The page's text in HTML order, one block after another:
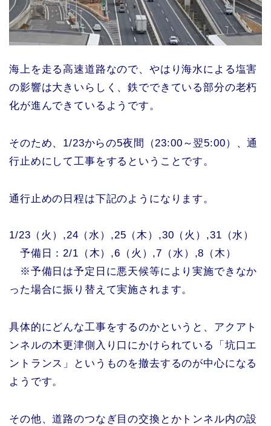
海上を走る高速道路なので、やはり海水による塩害
の影響は大きいらしく、鉄でできている部分の老朽
化が進んできているようです。
そのため、1/23からの5夜間（23:00～翌5:00）、通
行止めにして工事をするということです。
通行止めの日程は下記のようになります。
1/23（火）,24（水）,25（木）,30（火）,31（水）
予備日：2/1（木）,6（火）,7（水）,8（木）
※予備日は予定日に悪天候等により実施できなか
った場合に振り替えて実施されます。
具体的にどんな工事をするのかというと、アクアト
ンネルの木更津側入り口にかけられている「坑口エ
ントランス」というものを撤去するのが中心になる
ようです。
その他、道路のつなぎ目の交換とかトンネル内の設